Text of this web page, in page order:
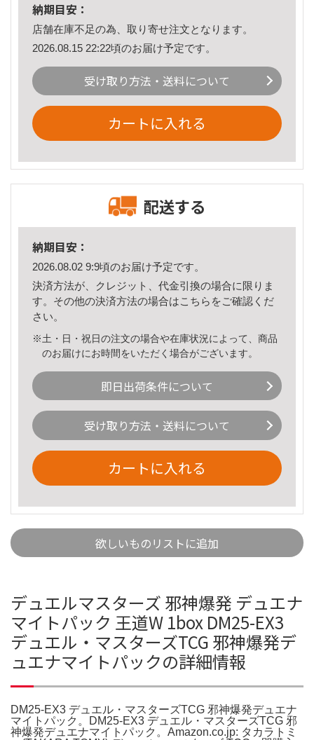
納期目安：
店舗在庫不足の為、取り寄せ注文となります。
2026.08.15 22:22頃のお届け予定です。
受け取り方法・送料について
カートに入れる
配送する
納期目安：
2026.08.02 9:9頃のお届け予定です。
決済方法が、クレジット、代金引換の場合に限りま
す。その他の決済方法の場合はこちら をご確認くだ
さい。
※土・日・祝日の注文の場合や在庫状況によって、商品
のお届けにお時間をいただく場合がございます。
即日出荷条件について
受け取り方法・送料について
カートに入れる
欲しいものリストに追加
デュエルマスターズ 邪神爆発 デュエナ
マイトパック 王道W 1box DM25-EX3
デュエル・マスターズTCG 邪神爆発デ
ュエナマイトパックの詳細情報
DM25-EX3 デュエル・マスターズTCG 邪神爆発デュエナ
マイトパック。DM25-EX3 デュエル・マスターズTCG 邪
神爆発デュエナマイトパック。Amazon.co.jp: タカラトミ